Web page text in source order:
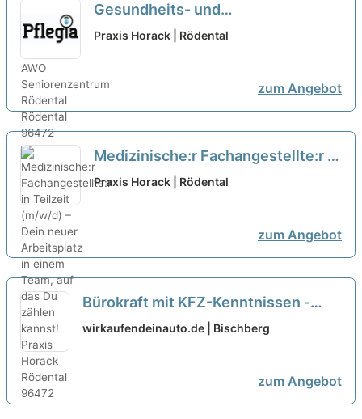
Gesundheits- und
Krankenpfleger:in in Teilzeit
Praxis Horack | Rödental
zum Angebot
Medizinische:r Fachangestellte:r in
Teilzeit (m/w/d) – Dein neuer
Praxis Horack | Rödental
zum Angebot
Bürokraft mit KFZ-Kenntnissen -
Teilzeit (24 oder 30 Std / Woche)
wirkaufendeinauto.de | Bischberg
zum Angebot